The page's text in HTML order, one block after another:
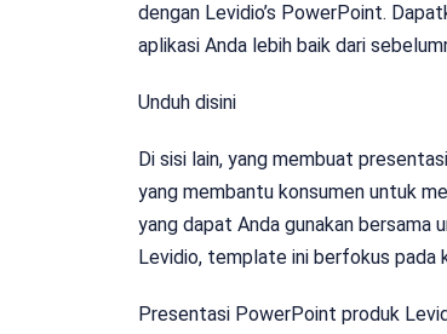
dengan Levidio’s PowerPoint.
aplikasi Anda lebih baik dari
Unduh disini
Di sisi lain, yang membuat
yang membantu konsumen untuk
yang dapat Anda gunakan bersama
Levidio, template ini berfokus pada
Presentasi PowerPoint produk